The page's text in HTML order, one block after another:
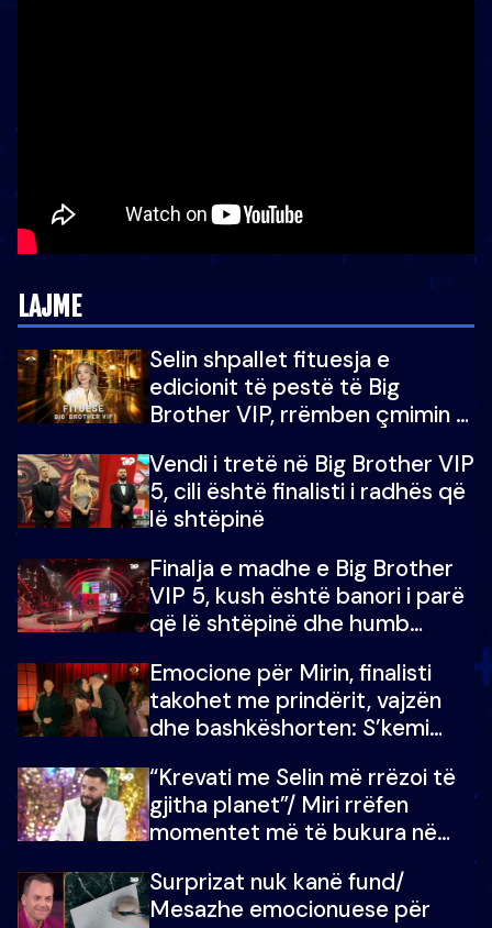
LAJME
Selin shpallet fituesja e
edicionit të pestë të Big
Brother VIP, rrëmben çmimin e
Vendi i tretë në Big Brother VIP
5, cili është finalisti i radhës që
lë shtëpinë
Finalja e madhe e Big Brother
VIP 5, kush është banori i parë
që lë shtëpinë dhe humb
çmimin e madh
Emocione për Mirin, finalisti
takohet me prindërit, vajzën
dhe bashkëshorten: S’kemi
“Krevati me Selin më rrëzoi të
gjitha planet”/ Miri rrëfen
momentet më të bukura në
mungojë zilja e mëngjesit kur…
Surprizat nuk kanë fund/
Mesazhe emocionuese për